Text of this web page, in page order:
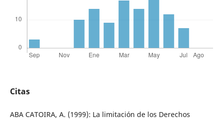
Citas
ABA CATOIRA, A. (1999): La limitación de los Derechos